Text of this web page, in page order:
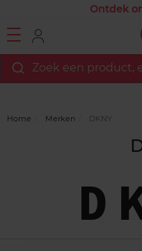
Ontdek
Zoek een product,
Home Merken DKNY